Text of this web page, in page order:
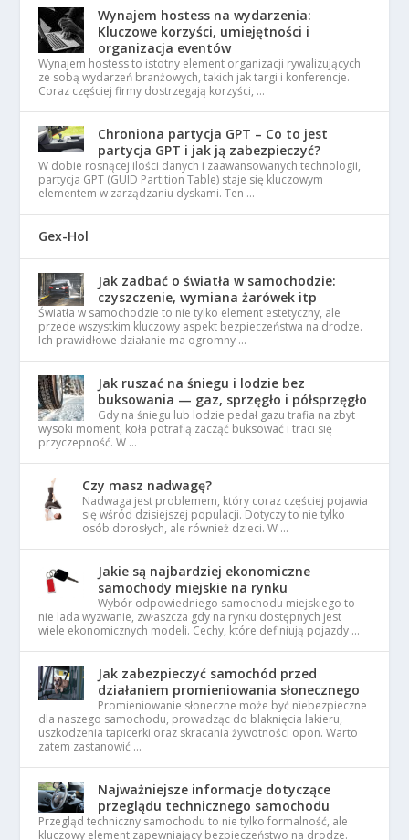
Wynajem hostess na wydarzenia:
Kluczowe korzyści, umiejętności i
organizacja eventów
Wynajem hostess to istotny element organizacji rywalizujących
ze sobą wydarzeń branżowych, takich jak targi i konferencje.
Coraz częściej firmy dostrzegają korzyści, …
Chroniona partycja GPT – Co to jest
partycja GPT i jak ją zabezpieczyć?
W dobie rosnącej ilości danych i zaawansowanych technologii,
partycja GPT (GUID Partition Table) staje się kluczowym
elementem w zarządzaniu dyskami. Ten …
Gex-Hol
Jak zadbać o światła w samochodzie:
czyszczenie, wymiana żarówek itp
Światła w samochodzie to nie tylko element estetyczny, ale
przede wszystkim kluczowy aspekt bezpieczeństwa na drodze.
Ich prawidłowe działanie ma ogromny …
Jak ruszać na śniegu i lodzie bez
buksowania — gaz, sprzęgło i półsprzęgło
Gdy na śniegu lub lodzie pedał gazu trafia na zbyt
wysoki moment, koła potrafią zacząć buksować i traci się
przyczepność. W …
Czy masz nadwagę?
Nadwaga jest problemem, który coraz częściej pojawia
się wśród dzisiejszej populacji. Dotyczy to nie tylko
osób dorosłych, ale również dzieci. W …
Jakie są najbardziej ekonomiczne
samochody miejskie na rynku
Wybór odpowiedniego samochodu miejskiego to
nie lada wyzwanie, zwłaszcza gdy na rynku dostępnych jest
wiele ekonomicznych modeli. Cechy, które definiują pojazdy …
Jak zabezpieczyć samochód przed
działaniem promieniowania słonecznego
Promieniowanie słoneczne może być niebezpieczne
dla naszego samochodu, prowadząc do blaknięcia lakieru,
uszkodzenia tapicerki oraz skracania żywotności opon. Warto
zatem zastanowić …
Najważniejsze informacje dotyczące
przeglądu technicznego samochodu
Przegląd techniczny samochodu to nie tylko formalność, ale
kluczowy element zapewniający bezpieczeństwo na drodze.